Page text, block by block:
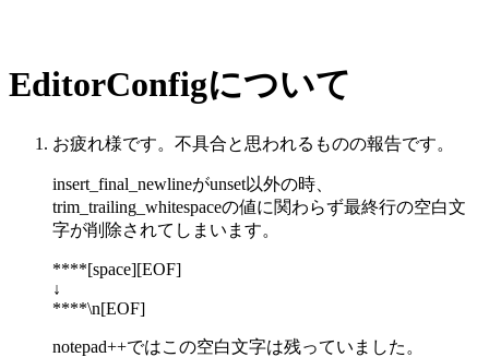
EditorConfigについて
お疲れ様です。不具合と思われるものの報告です。
insert_final_newlineがunset以外の時、
trim_trailing_whitespaceの値に関わらず最終行の空白文
字が削除されてしまいます。
****[space][EOF]
↓
****\n[EOF]
notepad++ではこの空白文字は残っていました。